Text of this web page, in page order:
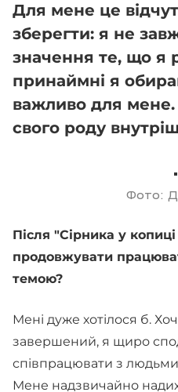
Для мене це
зберегти: я не
значення те, що я
принаймні я
важливо для мене.
свого роду
Фото:
Після "Сірника у
продовжувати
темою?
Мені дуже хотілося б.
завершений, я щиро
співпрацювати з людьми,
Мене надзвичайно